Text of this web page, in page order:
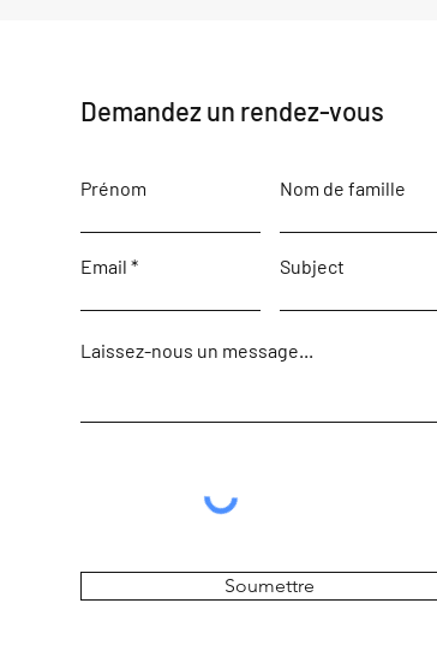
Demandez un rendez-vous
Prénom Nom de famille
Email Subject
Laissez-nous un message...
Soumettre